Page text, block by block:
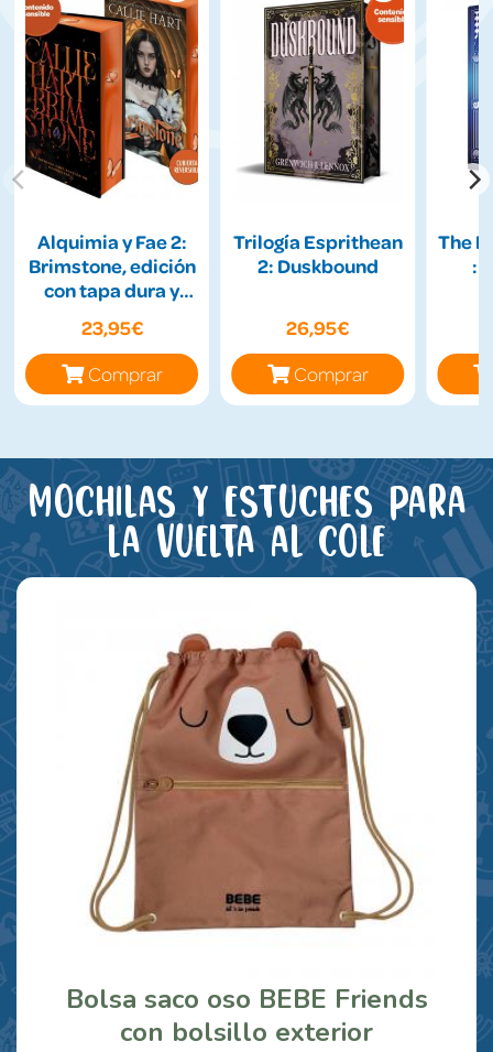
Alquimia y Fae 2:
Brimstone, edición
con tapa dura y
23,95€
Comprar
Trilogía Esprithean
2: Duskbound
26,95€
Comprar
The
:
Mochilas y estuches para
la vuelta al cole
Bolsa saco oso BEBE Friends
con bolsillo exterior